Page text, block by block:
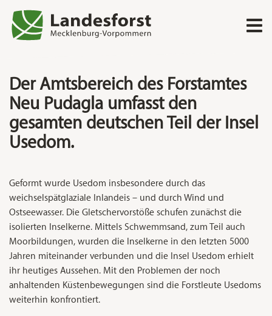
Forstamt Neu Pudagla
Der Amtsbereich des Forstamtes
Neu Pudagla umfasst den
gesamten deutschen Teil der Insel
Usedom.
Geformt wurde Usedom insbesondere durch das
weichselspätglaziale Inlandeis – und durch Wind und
Ostseewasser. Die Gletschervorstöße schufen zunächst die
isolierten Inselkerne. Mittels Schwemmsand, zum Teil auch
Moorbildungen, wurden die Inselkerne in den letzten 5000
Jahren miteinander verbunden und die Insel Usedom erhielt
ihr heutiges Aussehen. Mit den Problemen der noch
anhaltenden Küstenbewegungen sind die Forstleute Usedoms
weiterhin konfrontiert.